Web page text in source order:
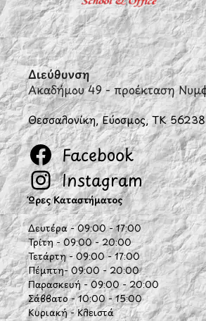
Διεύθυνση
Ακαδήμου 49 - προέκταση
Θεσσαλονίκη, Εύοσμος, ΤΚ 56238
Facebook
Instagram
Ώρες Καταστήματος
Δευτέρα - 09:00 - 17:00
Τρίτη - 09:00 - 20:00
Τετάρτη - 09:00 - 17:00
Πέμπτη- 09:00 - 20:00
Παρασκευή - 09:00 - 20:00
Σάββατο - 10:00 - 15:00
Κυριακή - Κλειστά